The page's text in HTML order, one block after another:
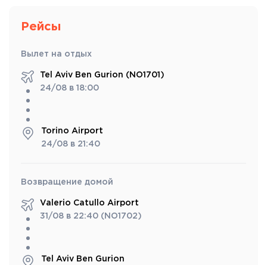
Рейсы
Вылет на отдых
Tel Aviv Ben Gurion (NO1701)
24/08 в 18:00
Torino Airport
24/08 в 21:40
Возвращение домой
Valerio Catullo Airport
31/08 в 22:40 (NO1702)
Tel Aviv Ben Gurion